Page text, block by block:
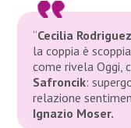
“Cecilia Rodriguez
la coppia è
come rivela Oggi,
Safroncik:
relazione
Ignazio Moser.